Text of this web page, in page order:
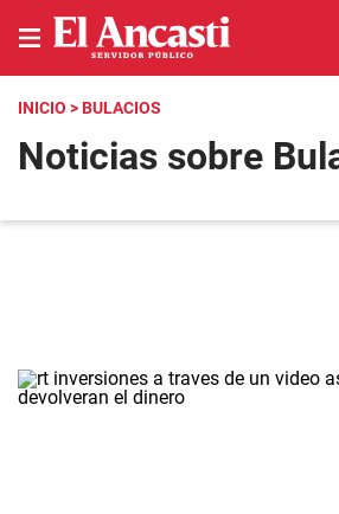
INICIO > BULACIOS
Noticias sobre